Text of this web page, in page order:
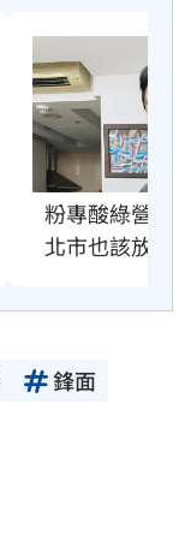
粉專酸綠營颱
北市也該放4天
鋒面